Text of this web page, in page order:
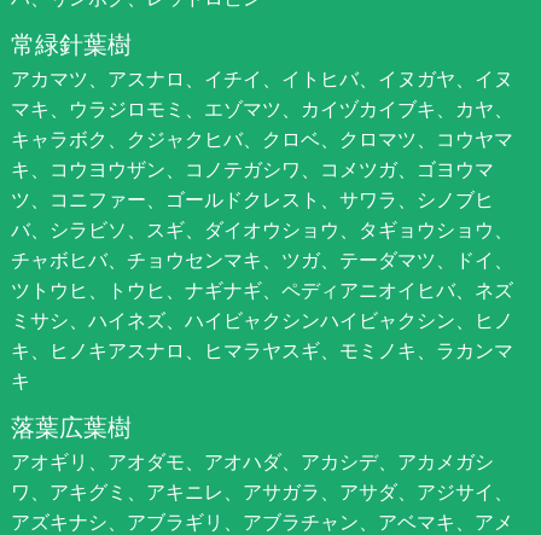
常緑針葉樹
アカマツ、アスナロ、イチイ、イトヒバ、イヌガヤ、イヌ
マキ、ウラジロモミ、エゾマツ、カイヅカイブキ、カヤ、
キャラボク、クジャクヒバ、クロベ、クロマツ、コウヤマ
キ、コウヨウザン、コノテガシワ、コメツガ、ゴヨウマ
ツ、コニファー、ゴールドクレスト、サワラ、シノブヒ
バ、シラビソ、スギ、ダイオウショウ、タギョウショウ、
チャボヒバ、チョウセンマキ、ツガ、テーダマツ、ドイ、
ツトウヒ、トウヒ、ナギナギ、ペディアニオイヒバ、ネズ
ミサシ、ハイネズ、ハイビャクシンハイビャクシン、ヒノ
キ、ヒノキアスナロ、ヒマラヤスギ、モミノキ、ラカンマ
キ
落葉広葉樹
アオギリ、アオダモ、アオハダ、アカシデ、アカメガシ
ワ、アキグミ、アキニレ、アサガラ、アサダ、アジサイ、
アズキナシ、アブラギリ、アブラチャン、アベマキ、アメ